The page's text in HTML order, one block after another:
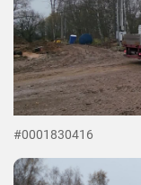
#0001830416